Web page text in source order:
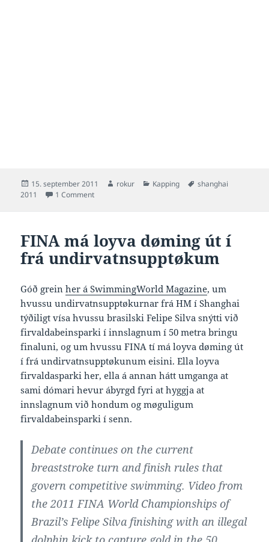
Posted
on
15. september 2011 Author
rokur Categories
Kapping Tags
shanghai
2011
1 Commenton Endahátíðin á HM í Shanghai
FINA má loyva døming út í
frá undirvatnsupptøkum
Góð greinher á SwimmingWorld Magazine, um
hvussu undirvatnsupptøkurnar frá HM í Shanghai
týðiligt vísa hvussu brasilski Felipe Silva snýtti við
firvaldabeinsparki í innslagnum í 50 metra bringu
finaluni, og um hvussu FINA tí má loyva døming út
í frá undirvatnsupptøkunum eisini. Ella loyva
firvaldasparki her, ella á annan hátt umganga at
sami dómari hevur ábyrgd fyri at hyggja at
innslagnum við hondum og møguligum
firvaldabeinsparki í senn.
Debate continues on the current
breaststroke turn and finish rules that
govern competitive swimming. Video from
the 2011 FINA World Championships of
Brazil’s Felipe Silva finishing with an illegal